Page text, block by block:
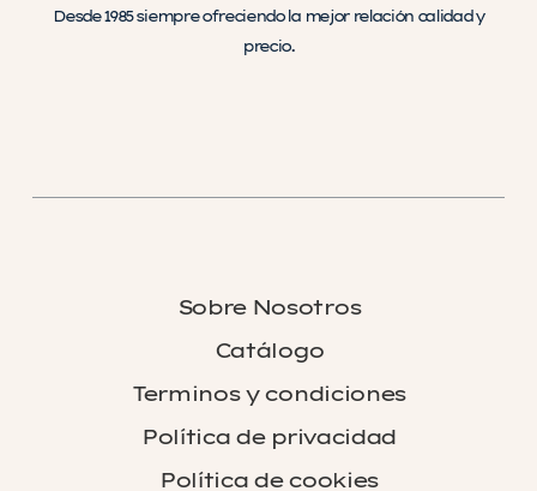
Desde 1985 siempre ofreciendo la mejor relación calidad y
precio.
Sobre Nosotros
Catálogo
Terminos y condiciones
Política de privacidad
Política de cookies